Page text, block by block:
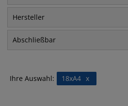
Hersteller
Abschließbar
Ihre Auswahl: x
18xA4